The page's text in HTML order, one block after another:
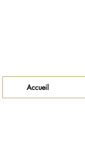
Accueil